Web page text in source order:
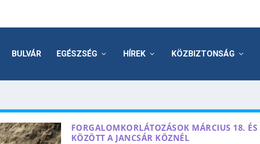
BULVÁR EGÉSZSÉG HÍREK KÖZBIZTONSÁG
FORGALOMKORLÁTOZÁSOK MÁRCIUS 18.
KÖZÖTT A JANCSÁR KÖZNÉL